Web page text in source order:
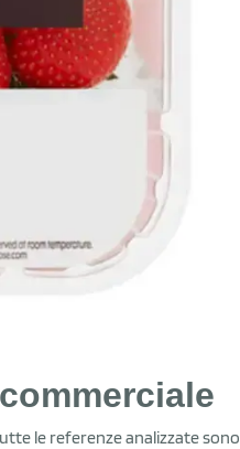
le referenze analizzate sono